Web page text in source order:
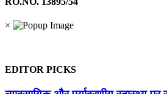
×
EDITOR PICKS